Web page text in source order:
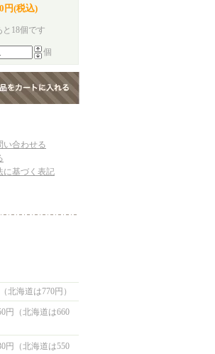
円(税込)
と18個です
個
い合わせる
に基づく表記
北海道は770円）
円（北海道は660
円（北海道は550